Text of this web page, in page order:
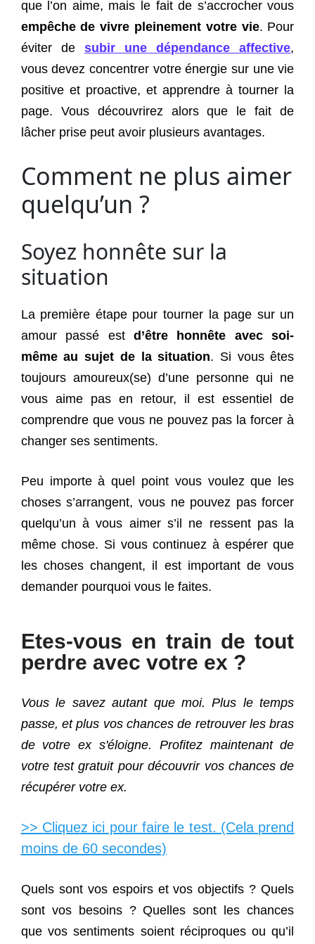
que l’on aime, mais le fait de s’accrocher vous
empêche de vivre pleinement votre vie. Pour
éviter de subir une dépendance affective,
vous devez concentrer votre énergie sur une vie
positive et proactive, et apprendre à tourner la
page. Vous découvrirez alors que le fait de
lâcher prise peut avoir plusieurs avantages.
Comment ne plus aimer
quelqu’un ?
Soyez honnête sur la
situation
La première étape pour tourner la page sur un
amour passé est d’être honnête avec soi-
même au sujet de la situation. Si vous êtes
toujours amoureux(se) d’une personne qui ne
vous aime pas en retour, il est essentiel de
comprendre que vous ne pouvez pas la forcer à
changer ses sentiments.
Peu importe à quel point vous voulez que les
choses s’arrangent, vous ne pouvez pas forcer
quelqu’un à vous aimer s’il ne ressent pas la
même chose. Si vous continuez à espérer que
les choses changent, il est important de vous
demander pourquoi vous le faites.
Etes-vous en train de tout
perdre avec votre ex ?
Vous le savez autant que moi. Plus le temps
passe, et plus vos chances de retrouver les bras
de votre ex s'éloigne. Profitez maintenant de
votre test gratuit pour découvrir vos chances de
récupérer votre ex.
>> Cliquez ici pour faire le test. (Cela prend
moins de 60 secondes)
Quels sont vos espoirs et vos objectifs ? Quels
sont vos besoins ? Quelles sont les chances
que vos sentiments soient réciproques ou qu’il